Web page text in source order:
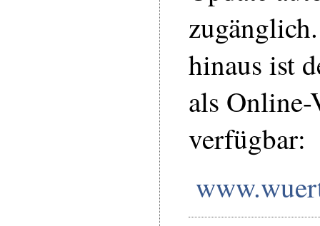
hinaus ist
als Online-
verfügbar: